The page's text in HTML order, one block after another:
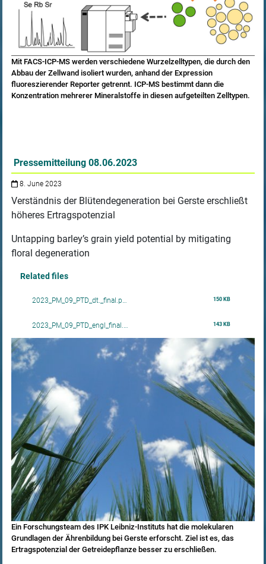
Mit FACS-ICP-MS werden verschiedene Wurzelzelltypen, die durch den
Abbau der Zellwand isoliert wurden, anhand der Expression
fluoreszierender Reporter getrennt. ICP-MS bestimmt dann die
Konzentration mehrerer Mineralstoffe in diesen aufgeteilten Zelltypen.
Pressemitteilung 08.06.2023
8. June 2023
Verständnis der Blütendegeneration bei Gerste erschließt
höheres Ertragspotenzial
Untapping barley’s grain yield potential by mitigating
floral degeneration
Related files
2023_PM_09_PTD_dt._final.p… 150 KB
2023_PM_09_PTD_engl_final.… 143 KB
Ein Forschungsteam des IPK Leibniz-Instituts hat die molekularen
Grundlagen der Ährenbildung bei Gerste erforscht. Ziel ist es, das
Ertragspotenzial der Getreidepflanze besser zu erschließen.